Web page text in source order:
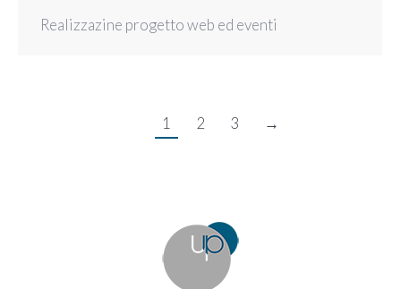
Realizzazine progetto web ed eventi
1 2 3 →